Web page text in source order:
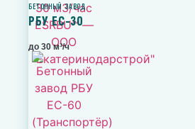
БЕТОННЫЙ ЗАВОД
РБУ ЕС-30
до 30 м³/ч